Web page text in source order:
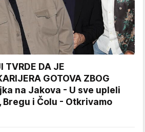
TVRDE DA JE
GOTOVA ZBOG
na Jakova - U sve upleli
i Čolu - Otkrivamo